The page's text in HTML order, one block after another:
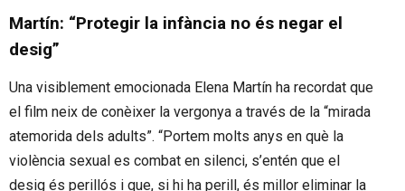
Martín: “Protegir la infància no és negar el
desig”
Una visiblement emocionada Elena Martín ha recordat que
el film neix de conèixer la vergonya a través de la “mirada
atemorida dels adults”. “Portem molts anys en què la
violència sexual es combat en silenci, s’entén que el
desig és perillós i que, si hi ha perill, és millor eliminar la